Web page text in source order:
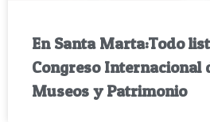
En Santa Marta:Todo
Congreso Internacional
Museos y Patrimonio